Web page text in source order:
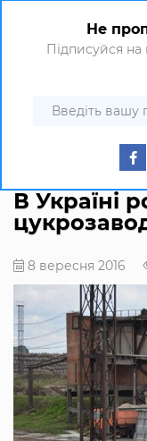
Не
Підписуйся на
В Україні
8 вересня 2016